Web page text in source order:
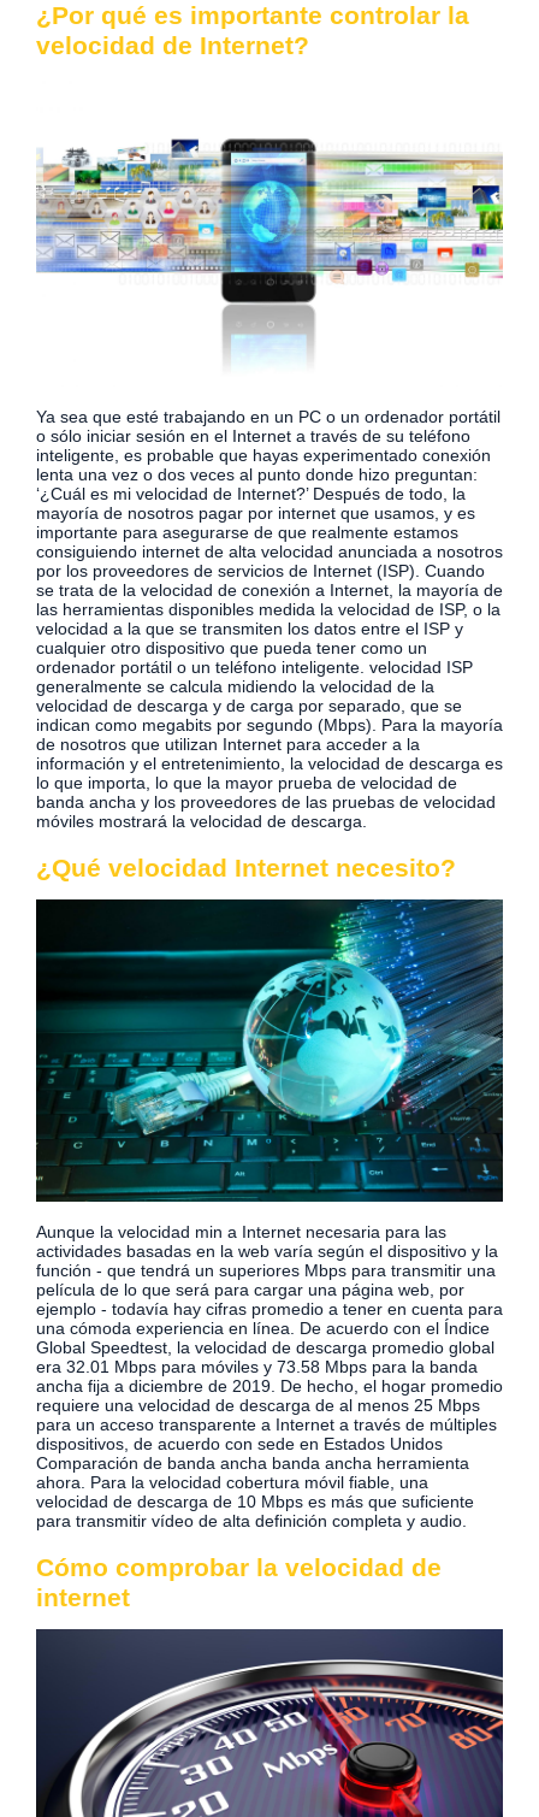
¿Por qué es importante controlar la
velocidad de Internet?
Ya sea que esté trabajando en un PC o un ordenador portátil
o sólo iniciar sesión en el Internet a través de su teléfono
inteligente, es probable que hayas experimentado conexión
lenta una vez o dos veces al punto donde hizo preguntan:
‘¿Cuál es mi velocidad de Internet?’ Después de todo, la
mayoría de nosotros pagar por internet que usamos, y es
importante para asegurarse de que realmente estamos
consiguiendo internet de alta velocidad anunciada a nosotros
por los proveedores de servicios de Internet (ISP). Cuando
se trata de la velocidad de conexión a Internet, la mayoría de
las herramientas disponibles medida la velocidad de ISP, o la
velocidad a la que se transmiten los datos entre el ISP y
cualquier otro dispositivo que pueda tener como un
ordenador portátil o un teléfono inteligente. velocidad ISP
generalmente se calcula midiendo la velocidad de la
velocidad de descarga y de carga por separado, que se
indican como megabits por segundo (Mbps). Para la mayoría
de nosotros que utilizan Internet para acceder a la
información y el entretenimiento, la velocidad de descarga es
lo que importa, lo que la mayor prueba de velocidad de
banda ancha y los proveedores de las pruebas de velocidad
móviles mostrará la velocidad de descarga.
¿Qué velocidad Internet necesito?
Aunque la velocidad min a Internet necesaria para las
actividades basadas en la web varía según el dispositivo y la
función - que tendrá un superiores Mbps para transmitir una
película de lo que será para cargar una página web, por
ejemplo - todavía hay cifras promedio a tener en cuenta para
una cómoda experiencia en línea. De acuerdo con el Índice
Global Speedtest, la velocidad de descarga promedio global
era 32.01 Mbps para móviles y 73.58 Mbps para la banda
ancha fija a diciembre de 2019. De hecho, el hogar promedio
requiere una velocidad de descarga de al menos 25 Mbps
para un acceso transparente a Internet a través de múltiples
dispositivos, de acuerdo con sede en Estados Unidos
Comparación de banda ancha banda ancha herramienta
ahora. Para la velocidad cobertura móvil fiable, una
velocidad de descarga de 10 Mbps es más que suficiente
para transmitir vídeo de alta definición completa y audio.
Cómo comprobar la velocidad de
internet